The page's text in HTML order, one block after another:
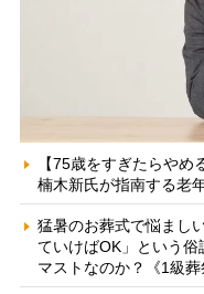
【75歳をすぎたらやめ
楠木新氏が指南する老
猛暑のお葬式で悩まし
ていけばOK」という
マストなのか？《1級葬